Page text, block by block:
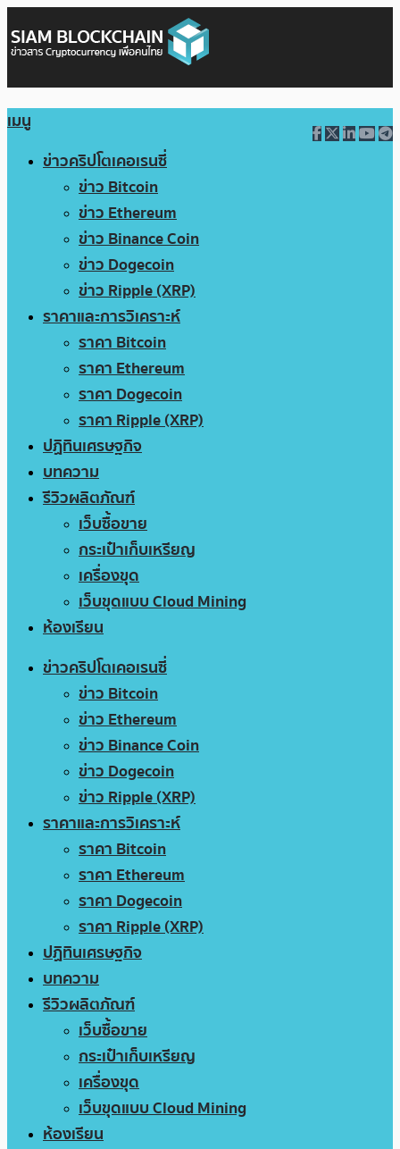
เมนู
ข่าวคริปโตเคอเรนซี่
ข่าว Bitcoin
ข่าว Ethereum
ข่าว Binance Coin
ข่าว Dogecoin
ข่าว Ripple (XRP)
ราคาและการวิเคราะห์
ราคา Bitcoin
ราคา Ethereum
ราคา Dogecoin
ราคา Ripple (XRP)
ปฏิทินเศรษฐกิจ
บทความ
รีวิวผลิตภัณฑ์
เว็บซื้อขาย
กระเป๋าเก็บเหรียญ
เครื่องขุด
เว็บขุดแบบ Cloud Mining
ห้องเรียน
ข่าวคริปโตเคอเรนซี่
ข่าว Bitcoin
ข่าว Ethereum
ข่าว Binance Coin
ข่าว Dogecoin
ข่าว Ripple (XRP)
ราคาและการวิเคราะห์
ราคา Bitcoin
ราคา Ethereum
ราคา Dogecoin
ราคา Ripple (XRP)
ปฏิทินเศรษฐกิจ
บทความ
รีวิวผลิตภัณฑ์
เว็บซื้อขาย
กระเป๋าเก็บเหรียญ
เครื่องขุด
เว็บขุดแบบ Cloud Mining
ห้องเรียน